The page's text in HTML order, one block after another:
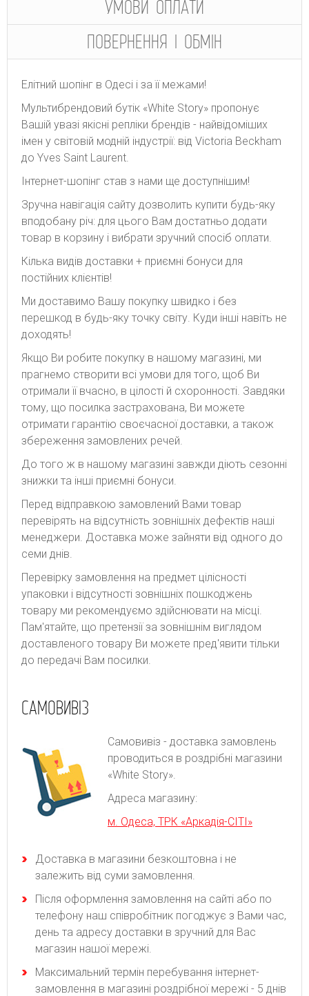
УМОВИ ОПЛАТИ
ПОВЕРНЕННЯ І ОБМІН
Елітний шопінг в Одесі і за її межами!
Мультибрендовий бутік «White Story» пропонує
Вашій увазі якісні репліки брендів - найвідоміших
імен у світовій модній індустрії: від Victoria Beckham
до Yves Saint Laurent.
Інтернет-шопінг став з нами ще доступнішим!
Зручна навігація сайту дозволить купити будь-яку
вподобану річ: для цього Вам достатньо додати
товар в корзину і вибрати зручний спосіб оплати.
Кілька видів доставки + приємні бонуси для
постійних клієнтів!
Ми доставимо Вашу покупку швидко і без
перешкод в будь-яку точку світу. Куди інші навіть не
доходять!
Якщо Ви робите покупку в нашому магазині, ми
прагнемо створити всі умови для того, щоб Ви
отримали її вчасно, в цілості й схоронності. Завдяки
тому, що посилка застрахована, Ви можете
отримати гарантію своєчасної доставки, а також
збереження замовлених речей.
До того ж в нашому магазині завжди діють сезонні
знижки та інші приємні бонуси.
Перед відправкою замовлений Вами товар
перевірять на відсутність зовнішніх дефектів наші
менеджери. Доставка може зайняти від одного до
семи днів.
Перевірку замовлення на предмет цілісності
упаковки і відсутності зовнішніх пошкоджень
товару ми рекомендуємо здійснювати на місці.
Пам'ятайте, що претензії за зовнішнім виглядом
доставленого товару Ви можете пред'явити тільки
до передачі Вам посилки.
САМОВИВІЗ
Самовивіз - доставка замовлень
проводиться в роздрібні магазини
«White Story».
Адреса магазину:
м. Одеса, ТРК «Аркадія-СІТІ»
Доставка в магазини безкоштовна і не
залежить від суми замовлення.
Після оформлення замовлення на сайті або по
телефону наш співробітник погоджує з Вами час,
день та адресу доставки в зручний для Вас
магазин нашої мережі.
Максимальний термін перебування інтернет-
замовлення в магазині роздрібної мережі - 5 днів